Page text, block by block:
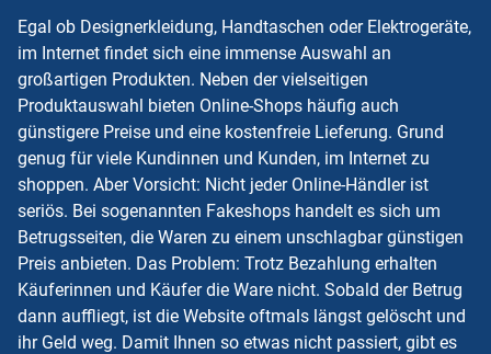
Egal ob Designerkleidung, Handtaschen oder Elektrogeräte,
im Internet findet sich eine immense Auswahl an
großartigen Produkten. Neben der vielseitigen
Produktauswahl bieten Online-Shops häufig auch
günstigere Preise und eine kostenfreie Lieferung. Grund
genug für viele Kundinnen und Kunden, im Internet zu
shoppen. Aber Vorsicht: Nicht jeder Online-Händler ist
seriös. Bei sogenannten Fakeshops handelt es sich um
Betrugsseiten, die Waren zu einem unschlagbar günstigen
Preis anbieten. Das Problem: Trotz Bezahlung erhalten
Käuferinnen und Käufer die Ware nicht. Sobald der Betrug
dann auffliegt, ist die Website oftmals längst gelöscht und
ihr Geld weg. Damit Ihnen so etwas nicht passiert, gibt es